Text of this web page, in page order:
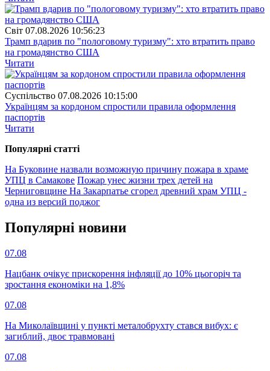
Свiт 07.08.2026 10:56:23
Трамп вдарив по "пологовому туризму": хто втратить право
на громадянство США
Читати
Суспiльство 07.08.2026 10:15:00
Українцям за кордоном спростили правила оформлення
паспортів
Читати
Популярнi статтi
На Буковине назвали возможную причину пожара в храме
УПЦ в Самакове Пожар унес жизни трех детей на
Черниговщине На Закарпатье сгорел древний храм УПЦ -
одна из версий поджог
Популярнi новини
07.08
Нацбанк очікує прискорення інфляції до 10% цьогоріч та
зростання економіки на 1,8%
07.08
На Миколаївщині у пункті металобрухту стався вибух: є
загиблий, двоє травмовані
07.08